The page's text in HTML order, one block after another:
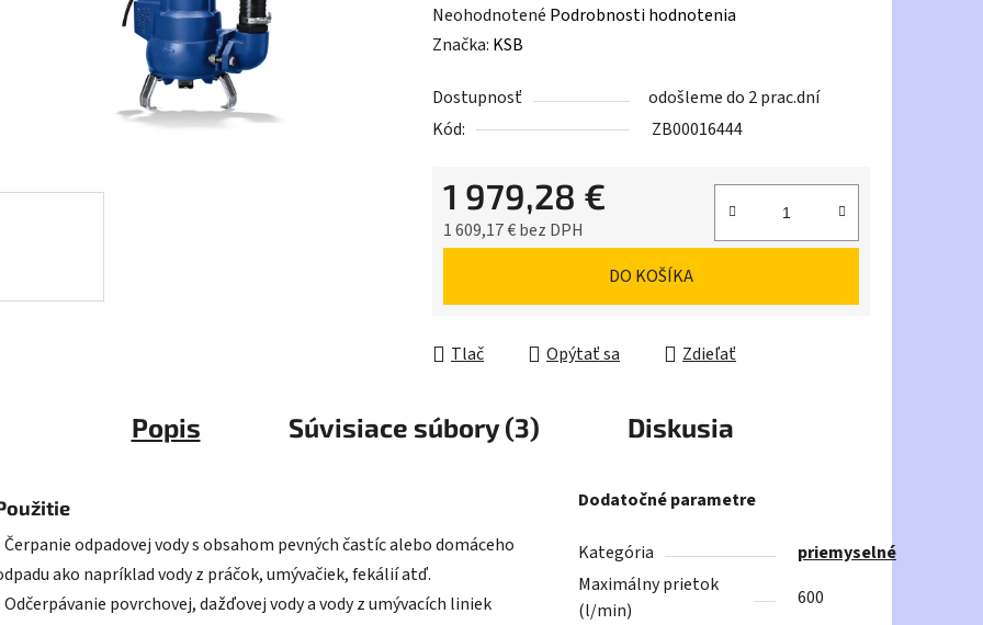
Priemerné
hodnotenie
je
0,0
hviezdičiek.
Neohodnotené Podrobnosti hodnotenia
Značka: KSB
Dostupnosť
odošleme do 2 prac.dní
Kód:
ZB00016444
1 979,28 €
1 609,17 € bez DPH
DO KOŠÍKA
Tlač Opýtať sa Zdieľať
Popis Súvisiace súbory (3) Diskusia
Čerpanie odpadovej vody s obsahom pevných častíc alebo domáceho
ako napríklad vody z práčok, umývačiek, fekálií atď.
Odčerpávanie povrchovej, dažďovej vody a vody z umývacích liniek
Dodatočné parametre
Kategória
priemyselné
Maximálny prietok
(l/min)
600